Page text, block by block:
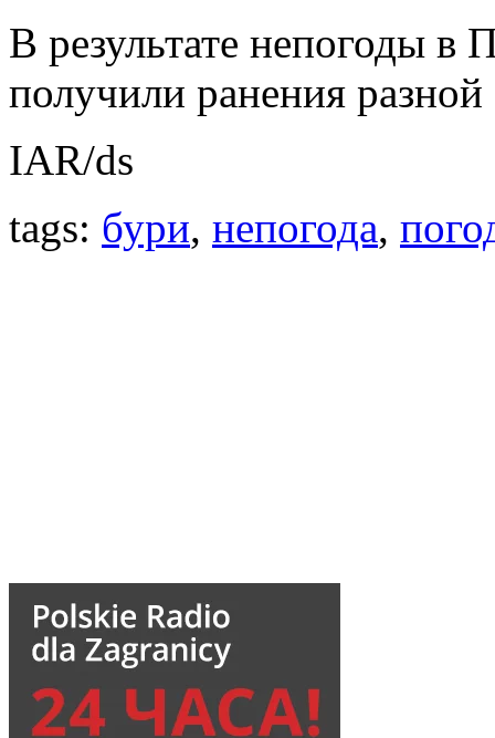
В результате непогоды в
получили ранения разной
IAR/ds
tags: бури, непогода,